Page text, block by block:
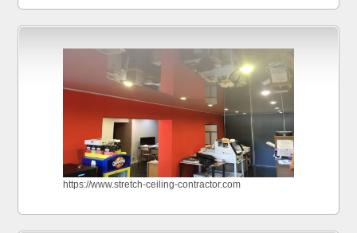
https://www.stretch-ceiling-contractor.com